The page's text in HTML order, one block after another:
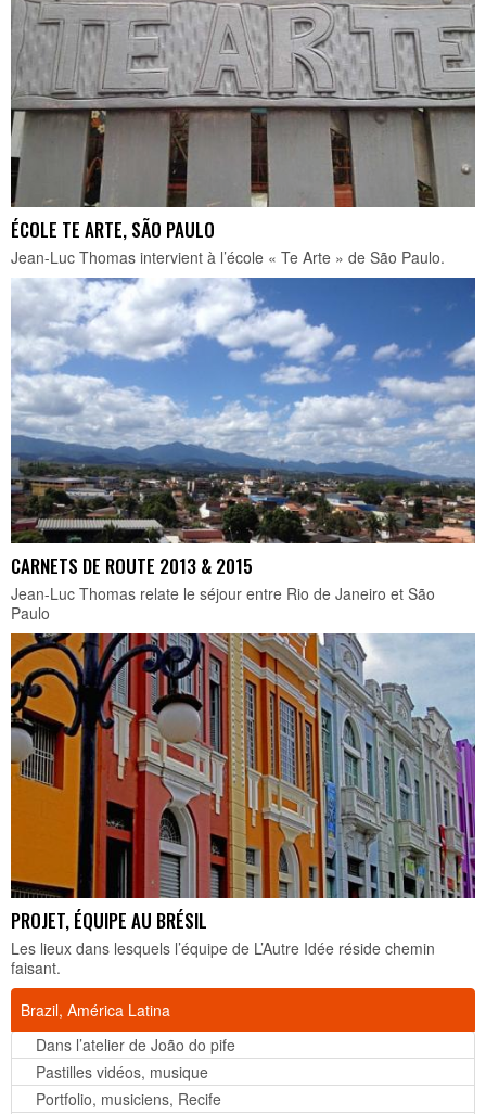
ÉCOLE TE ARTE, SÃO PAULO
Jean-Luc Thomas intervient à l’école « Te Arte » de São Paulo.
CARNETS DE ROUTE 2013 & 2015
Jean-Luc Thomas relate le séjour entre Rio de Janeiro et São
Paulo
PROJET, ÉQUIPE AU BRÉSIL
Les lieux dans lesquels l’équipe de L’Autre Idée réside chemin
faisant.
Brazil, América Latina
Dans l’atelier de João do pife
Pastilles vidéos, musique
Portfolio, musiciens, Recife